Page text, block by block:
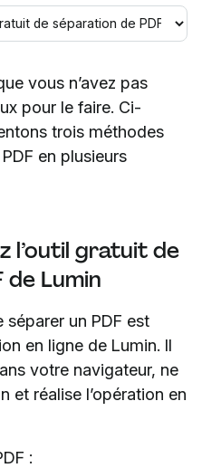
vous n’avez pas
pour le faire. Ci-
trois méthodes
en plusieurs
l’outil gratuit de
Lumin
un PDF est
en ligne de Lumin. Il
votre navigateur, ne
et réalise l’opération en
: